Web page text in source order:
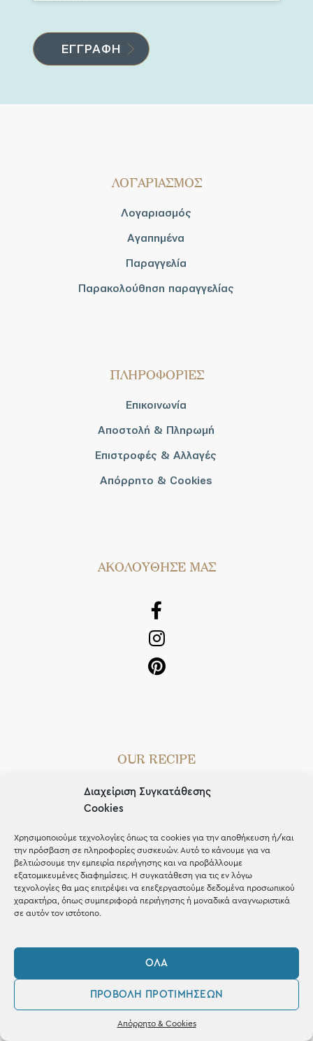
Διαχείριση Συγκατάθεσης
Cookies
Χρησιμοποιούμε τεχνολογίες όπως τα cookies για την αποθήκευση ή/και
την πρόσβαση σε πληροφορίες συσκευών. Αυτό το κάνουμε για να
βελτιώσουμε την εμπειρία περιήγησης και να προβάλλουμε
εξατομικευμένες διαφημίσεις. Η συγκατάθεση για τις εν λόγω
τεχνολογίες θα μας επιτρέψει να επεξεργαστούμε δεδομένα προσωπικού
χαρακτήρα, όπως συμπεριφορά περιήγησης ή μοναδικά αναγνωριστικά
σε αυτόν τον ιστότοπο.
ΌΛΑ
ΠΡΟΒΟΛΉ ΠΡΟΤΙΜΉΣΕΩΝ
Απόρρητο & Cookies
ΛΟΓΑΡΙΑΣΜΟΣ
Λογαριασμός
Αγαπημένα
Παραγγελία
Παρακολούθηση παραγγελίας
ΠΛΗΡΟΦΟΡΙΕΣ
Επικοινωνία
Αποστολή & Πληρωμή
Επιστροφές & Αλλαγές
Απόρρητο & Cookies
AΚΟΛΟΥΘΗΣΕ ΜΑΣ
OUR RECIPE
Gifts
Blog
Shop the look
ΚΑΤΑΣΤΗΜΑ
Σταθά 17, 38221 Βόλος
2421 217300
0